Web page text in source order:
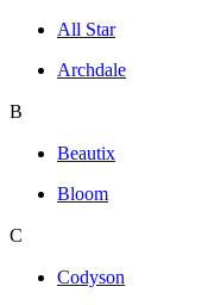
All Star
Archdale
B
Beautix
Bloom
C
Codyson